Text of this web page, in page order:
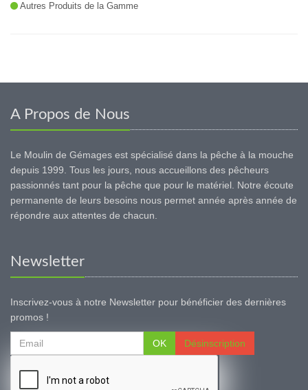
Autres Produits de la Gamme
A Propos de Nous
Le Moulin de Gémages est spécialisé dans la pêche à la mouche
depuis 1999. Tous les jours, nous accueillons des pêcheurs
passionnés tant pour la pêche que pour le matériel. Notre écoute
permanente de leurs besoins nous permet année après année de
répondre aux attentes de chacun.
Newsletter
Inscrivez-vous à notre Newsletter pour bénéficier des dernières
promos !
OK Désinscription